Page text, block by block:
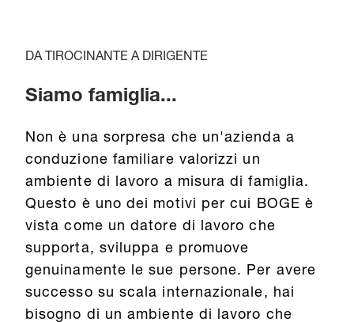
DA TIROCINANTE A DIRIGENTE
Siamo famiglia...
Non è una sorpresa che un'azienda a
conduzione familiare valorizzi un
ambiente di lavoro a misura di famiglia.
Questo è uno dei motivi per cui BOGE è
vista come un datore di lavoro che
supporta, sviluppa e promuove
genuinamente le sue persone. Per avere
successo su scala internazionale, hai
bisogno di un ambiente di lavoro che